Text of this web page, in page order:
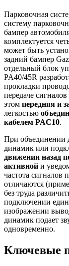
Парковочная
систему
бампер
комплектуется
может быть
задний бампер
отдельный блок
PA40/45R
прокладки
передаче
этом передняя и
легкостью
кабелем PAC10.
При объединении
динамик или
движении назад
активной и
частота сигналов
отличаются
без труда
подключении
изображении
динамик подает
одновременно.
Ключевые